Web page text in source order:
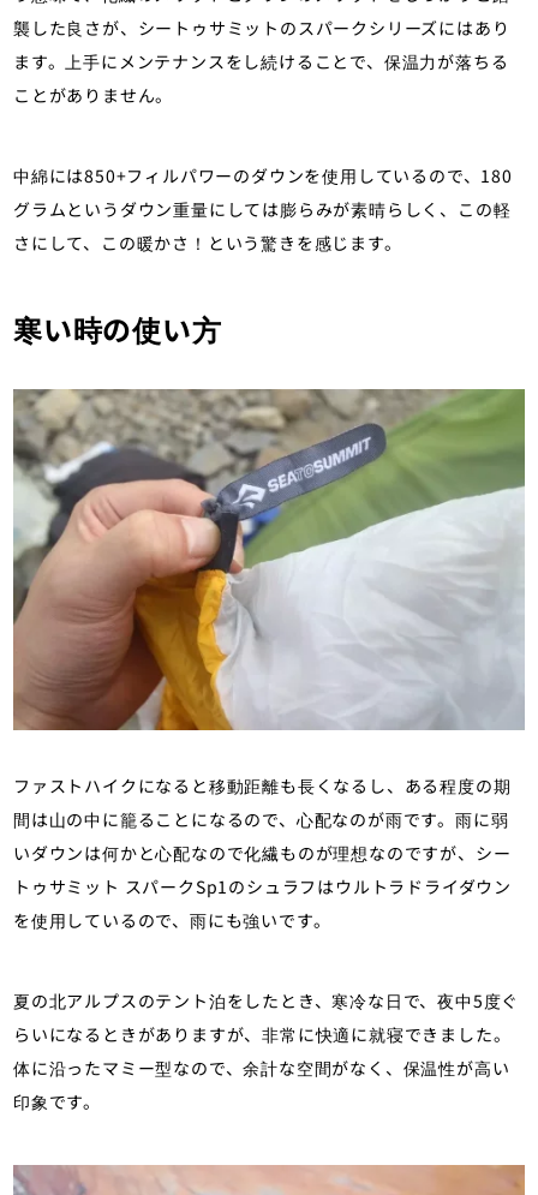
襲した良さが、シートゥサミットのスパークシリーズにはあり
ます。上手にメンテナンスをし続けることで、保温力が落ちる
ことがありません。
中綿には850+フィルパワーのダウンを使用しているので、180
グラムというダウン重量にしては膨らみが素晴らしく、この軽
さにして、この暖かさ！という驚きを感じます。
寒い時の使い方
ファストハイクになると移動距離も長くなるし、ある程度の期
間は山の中に籠ることになるので、心配なのが雨です。雨に弱
いダウンは何かと心配なので化繊ものが理想なのですが、シー
トゥサミット スパークSp1のシュラフはウルトラドライダウン
を使用しているので、雨にも強いです。
夏の北アルプスのテント泊をしたとき、寒冷な日で、夜中5度ぐ
らいになるときがありますが、非常に快適に就寝できました。
体に沿ったマミー型なので、余計な空間がなく、保温性が高い
印象です。